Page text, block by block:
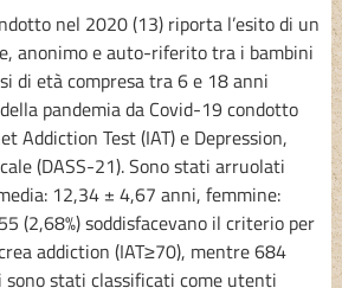
nel 2020 (13) riporta l’esito di un
anonimo e auto-riferito tra i bambini
di età compresa tra 6 e 18 anni
pandemia da Covid-19 condotto
Addiction Test (IAT) e Depression,
(DASS-21). Sono stati arruolati
12,34 ± 4,67 anni, femmine:
(2,68%) soddisfacevano il criterio per
addiction (IAT≥70), mentre 684
sono stati classificati come utenti